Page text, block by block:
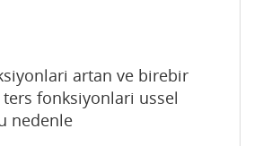
artan ve birebir
fonksiyonlari ussel
nedenle